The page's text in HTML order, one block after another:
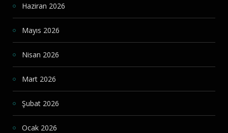
Haziran 2026
Mayıs 2026
Nisan 2026
Mart 2026
Şubat 2026
Ocak 2026